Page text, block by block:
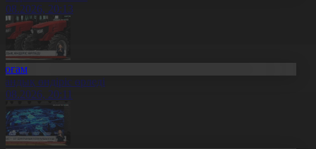
20:13
өндіріс өрледі
20:11